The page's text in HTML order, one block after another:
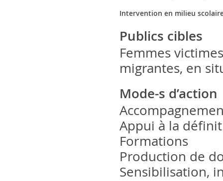
Intervention en milieu
Publics cibles
Femmes
migrantes, en
Mode-s d’action
Appui à la
Formations
Production de
Sensibilisation,